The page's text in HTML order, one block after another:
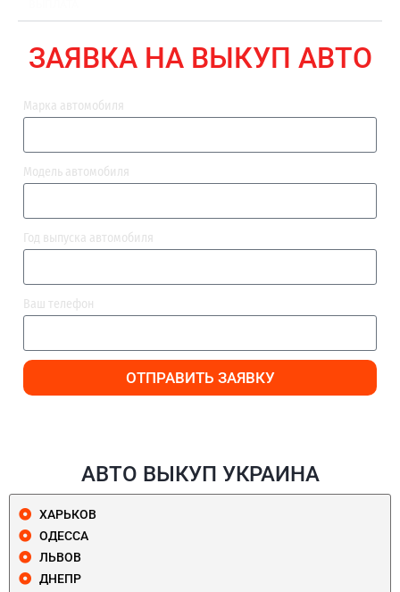
ЗАЯВКА НА ВЫКУП АВТО
Марка автомобиля
Модель автомобиля
Год выпуска автомобиля
Ваш телефон
ОТПРАВИТЬ ЗАЯВКУ
АВТО ВЫКУП УКРАИНА
ХАРЬКОВ
ОДЕССА
ЛЬВОВ
ДНЕПР